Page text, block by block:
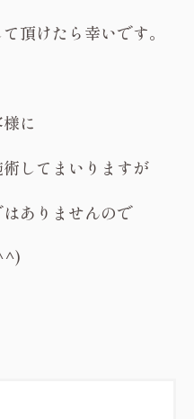
頂けたら幸いです。
に
してまいりますが
ありませんので